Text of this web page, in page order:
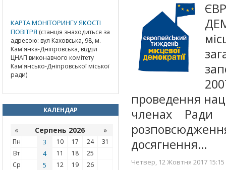
КАРТА МОНІТОРИНГУ ЯКОСТІ
ПОВІТРЯ (станція знаходиться за
адресою: вул Каховська, 98, м.
Кам'янка-Дніпровська, відділ
ЦНАП виконавчого комітету
Кам'янсько-Дніпровської міської
ради)
КАЛЕНДАР
« Серпень 2026 »
Пн 3 10 17 24
31
Вт
4 11 18
25
Ср
5 12 19
26
проведення
членах Ради
досягнення…
Четвер, 12 Жовтня 2017